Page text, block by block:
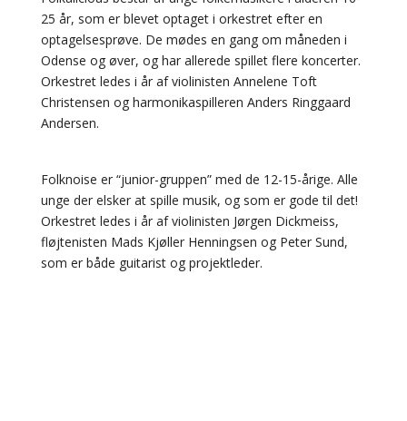
25 år, som er blevet optaget i orkestret efter en
optagelsesprøve. De mødes en gang om måneden i
Odense og øver, og har allerede spillet flere koncerter.
Orkestret ledes i år af violinisten Annelene Toft
Christensen og harmonikaspilleren Anders Ringgaard
Andersen.
Folknoise er “junior-gruppen” med de 12-15-årige. Alle
unge der elsker at spille musik, og som er gode til det!
Orkestret ledes i år af violinisten Jørgen Dickmeiss,
fløjtenisten Mads Kjøller Henningsen og Peter Sund,
som er både guitarist og projektleder.